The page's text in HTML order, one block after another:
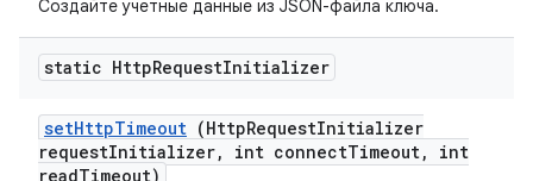
Создайте учетные данные из JSON-файла ключа.
static HttpRequestInitializer
setHttpTimeout (HttpRequestInitializer
requestInitializer, int connectTimeout,
int
readTimeout)